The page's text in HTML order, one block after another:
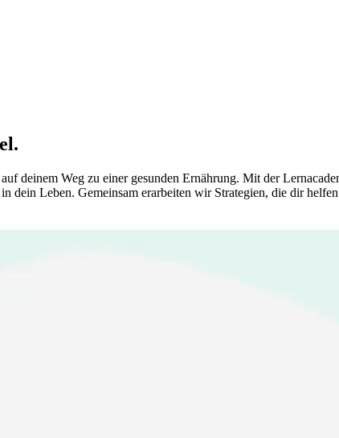
deinem Weg zu einer gesunden Ernährung. Mit der
dein Leben. Gemeinsam erarbeiten wir Strategien, die dir